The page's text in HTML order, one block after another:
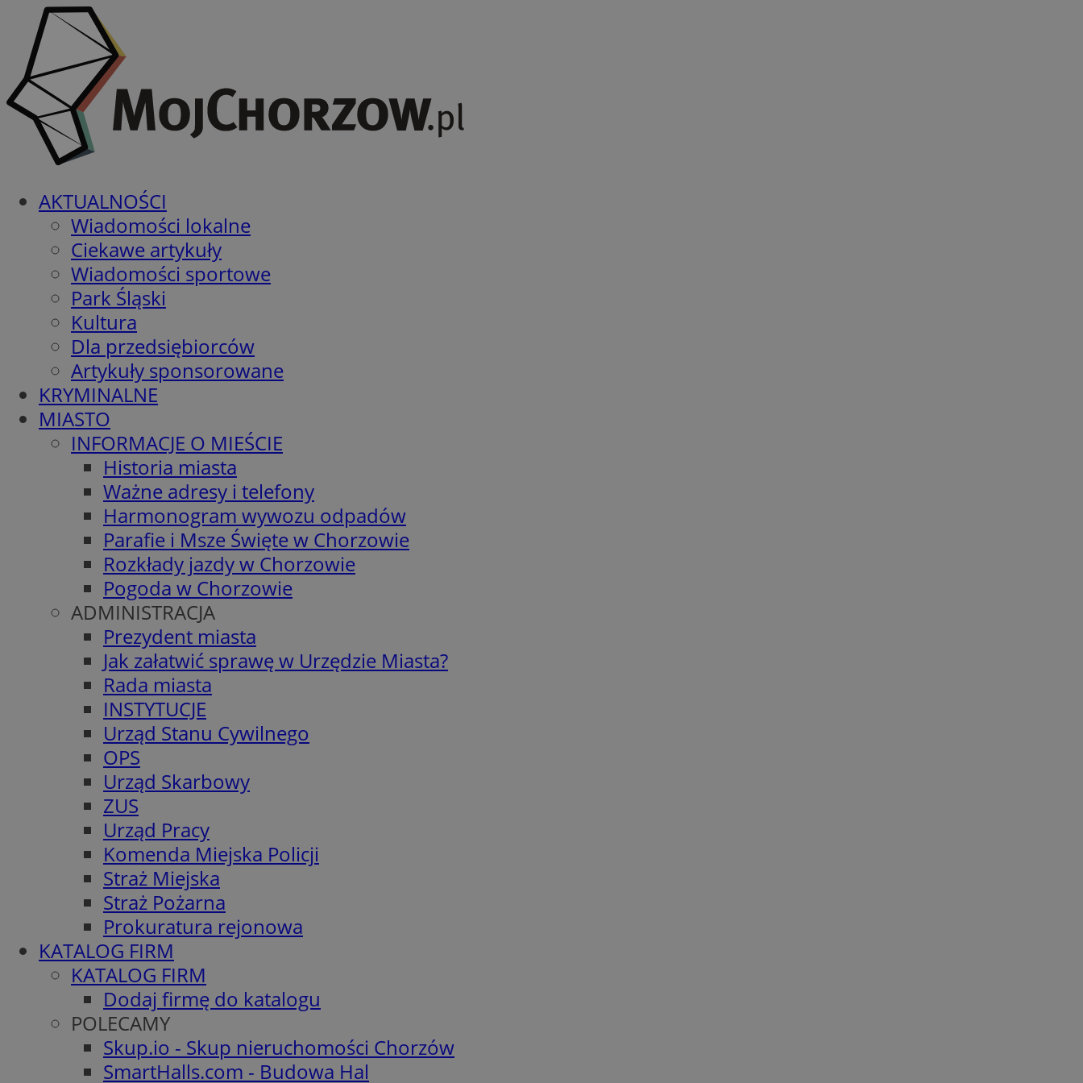
AKTUALNOŚCI
Wiadomości lokalne
Ciekawe artykuły
Wiadomości sportowe
Park Śląski
Kultura
Dla przedsiębiorców
Artykuły sponsorowane
KRYMINALNE
MIASTO
INFORMACJE O MIEŚCIE
Historia miasta
Ważne adresy i telefony
Harmonogram wywozu odpadów
Parafie i Msze Święte w Chorzowie
Rozkłady jazdy w Chorzowie
Pogoda w Chorzowie
ADMINISTRACJA
Prezydent miasta
Jak załatwić sprawę w Urzędzie Miasta?
Rada miasta
INSTYTUCJE
Urząd Stanu Cywilnego
OPS
Urząd Skarbowy
ZUS
Urząd Pracy
Komenda Miejska Policji
Straż Miejska
Straż Pożarna
Prokuratura rejonowa
KATALOG FIRM
KATALOG FIRM
Dodaj firmę do katalogu
POLECAMY
Skup.io - Skup nieruchomości Chorzów
SmartHalls.com - Budowa Hal